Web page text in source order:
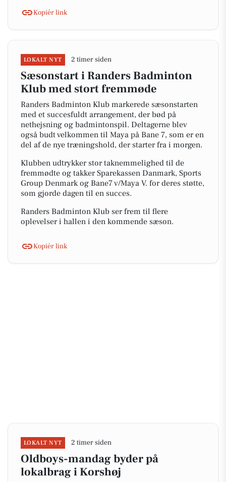
Kopiér link
LOKALT NYT 2 timer siden
Sæsonstart i Randers Badminton
Klub med stort fremmøde
Randers Badminton Klub markerede sæsonstarten
med et succesfuldt arrangement, der bød på
nethejsning og badmintonspil. Deltagerne blev
også budt velkommen til Maya på Bane 7, som er en
del af de nye træningshold, der starter fra i morgen.
Klubben udtrykker stor taknemmelighed til de
fremmødte og takker Sparekassen Danmark, Sports
Group Denmark og Bane7 v/Maya V. for deres støtte,
som gjorde dagen til en succes.
Randers Badminton Klub ser frem til flere
oplevelser i hallen i den kommende sæson.
Kopiér link
LOKALT NYT 2 timer siden
Oldboys-mandag byder på
lokalbrag i Korshøj